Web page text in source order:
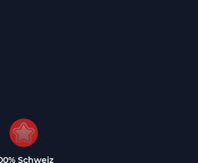
Schweiz